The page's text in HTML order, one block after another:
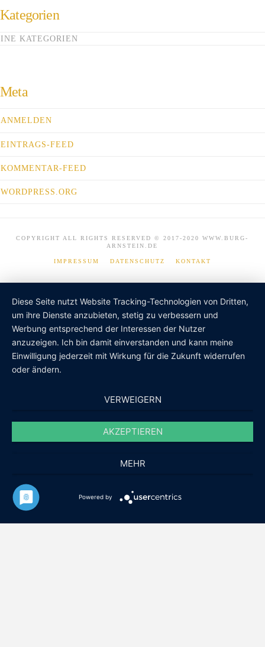
Kategorien
KATEGORIEN
Meta
ANMELDEN
EINTRAGS-FEED
KOMMENTAR-FEED
WORDPRESS.ORG
COPYRIGHT ALL RIGHTS RESERVED © 2017-2020 WWW.BURG-
ARNSTEIN.DE
IMPRESSUM DATENSCHUTZ KONTAKT
Diese Seite nutzt Website Tracking-Technologien von Dritten,
um ihre Dienste anzubieten, stetig zu verbessern und
Werbung entsprechend der Interessen der Nutzer
anzuzeigen. Ich bin damit einverstanden und kann meine
Einwilligung jederzeit mit Wirkung für die Zukunft widerrufen
oder ändern.
VERWEIGERN
AKZEPTIEREN
MEHR
Powered by